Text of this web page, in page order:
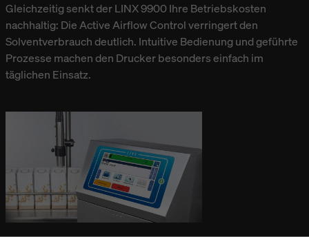
Gleichzeitig senkt der LINX 9900 Ihre Betriebskosten
nachhaltig: Die Active Airflow Control verringert den
Solventverbrauch deutlich. Intuitive Bedienung und geführte
Prozesse machen den Drucker besonders einfach im
täglichen Einsatz.